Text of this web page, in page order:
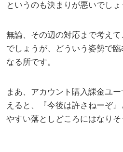
というのも決まりが悪いでしょ
無論、その辺の対応まで考え
でしょうが、どういう姿勢で
なる所です。
まあ、アカウント購入課金ユ
えると、『今後は許さねーぞ
やすい落としどころにはなり